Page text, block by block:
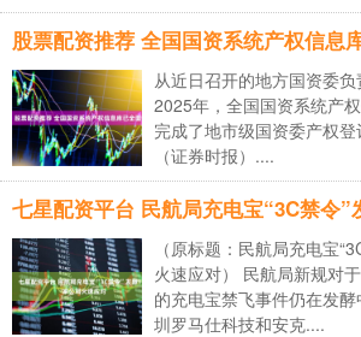
股票配资推荐 全国国资系统产权信息
从近日召开的地方国资委
2025年，全国国资系统产
完成了地市级国资委产权登
（证券时报）....
（原标题：民航局充电宝
火速应对） 民航局新规对
的充电宝禁飞事件仍在发
圳罗马仕科技和安克....